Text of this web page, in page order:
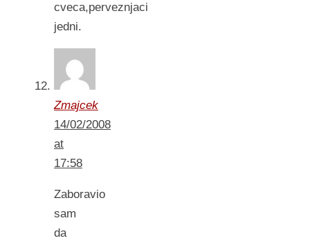
cveca,perveznjaci
jedni.
Zmajcek
14/02/2008
at
17:58
Zaboravio
sam
da